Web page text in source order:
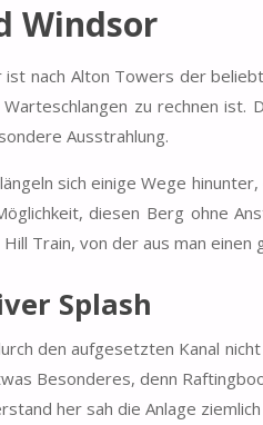
Windsor
ist nach Alton Towers der
zu rechnen ist.
Ausstrahlung.
sich einige Wege
diesen Berg ohne
Train, von der aus man einen
Splash
den aufgesetzten Kanal
Besonderes, denn
her sah die Anlage